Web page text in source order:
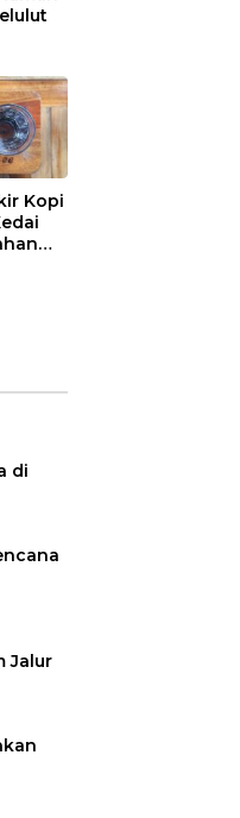
Kopi
di
Jalur